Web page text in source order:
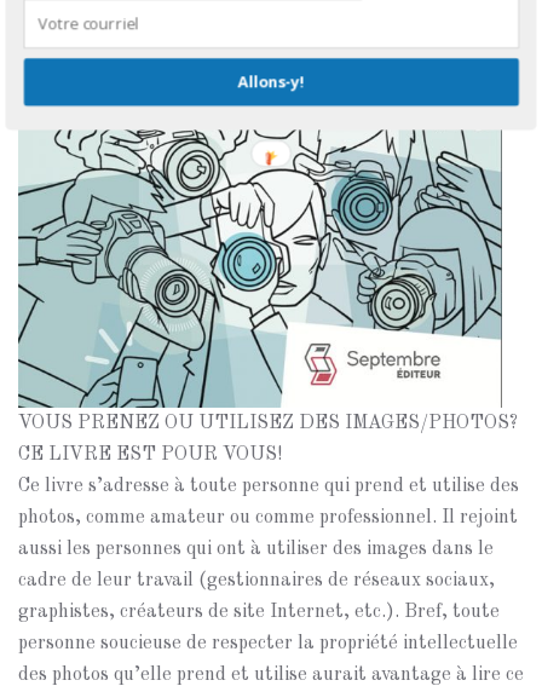
VOUS PRENEZ OU UTILISEZ DES IMAGES/PHOTOS?
CE LIVRE EST POUR VOUS!
Ce livre s’adresse à toute personne qui prend et utilise des
photos, comme amateur ou comme professionnel. Il rejoint
aussi les personnes qui ont à utiliser des images dans le
cadre de leur travail (gestionnaires de réseaux sociaux,
graphistes, créateurs de site Internet, etc.). Bref, toute
personne soucieuse de respecter la propriété intellectuelle
des photos qu’elle prend et utilise aurait avantage à lire ce
Allons-y!